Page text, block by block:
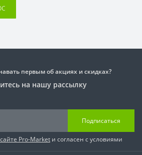
первым об акциях и скидках?
на нашу рассылку
Подписаться
Pro-Market и согласен с условиями